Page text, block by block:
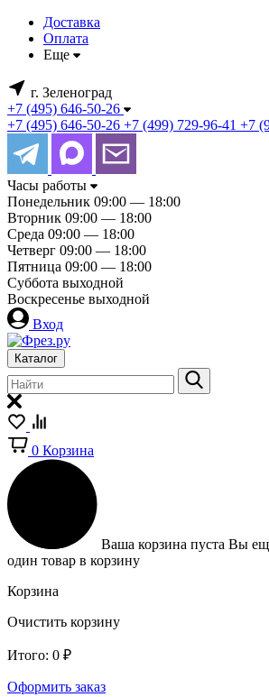
Доставка
Оплата
Еще
г. Зеленоград
+7 (495) 646-50-26
+7 (495) 646-50-26 +7 (499) 729-96-41 +7
Часы работы
Понедельник 09:00 — 18:00
Вторник 09:00 — 18:00
Среда 09:00 — 18:00
Четверг 09:00 — 18:00
Пятница 09:00 — 18:00
Суббота выходной
Воскресенье выходной
Вход
Каталог
0 Корзина
Ваша корзина пуста Вы
один товар в корзину
Корзина
Очистить корзину
Итого: 0 ₽
Оформить заказ